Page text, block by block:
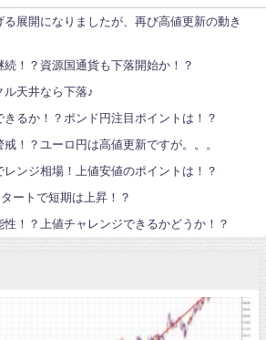
展開になりましたが、再び高値更新の動き
！？資源国通貨も下落開始か！？
天井なら下落♪
るか！？ポンド円注目ポイントは！？
！？ユーロ円は高値更新ですが。。。
ンジ相場！上値安値のポイントは！？
ートで短期は上昇！？
！？上値チャレンジできるかどうか！？